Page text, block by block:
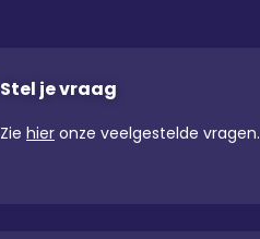
Stel je vraag
Zie hier onze veelgestelde vragen.